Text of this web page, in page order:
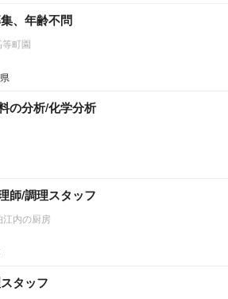
、年齢不問
町園
の分析/化学分析
師/調理スタッフ
江内の厨房
タッフ